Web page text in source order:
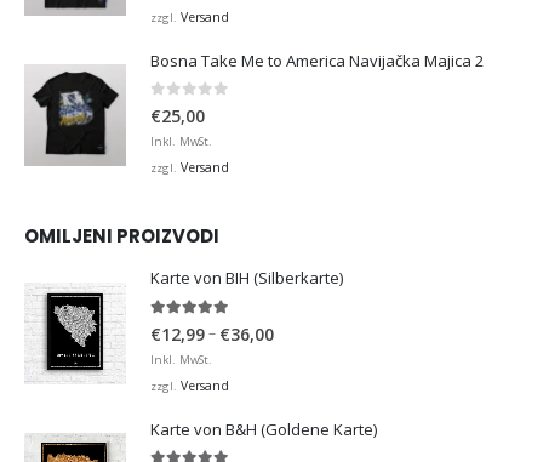
zzgl. Versand
Bosna Take Me to America Navijačka Majica 2
0 von 5
€25,00
Inkl. MwSt.
zzgl. Versand
OMILJENI PROIZVODI
Karte von BIH (Silberkarte)
€12,99– €36,00Preisspanne:
Inkl. MwSt.
zzgl. Versand
Karte von B&H (Goldene Karte)